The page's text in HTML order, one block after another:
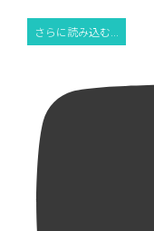
さらに読み込む...